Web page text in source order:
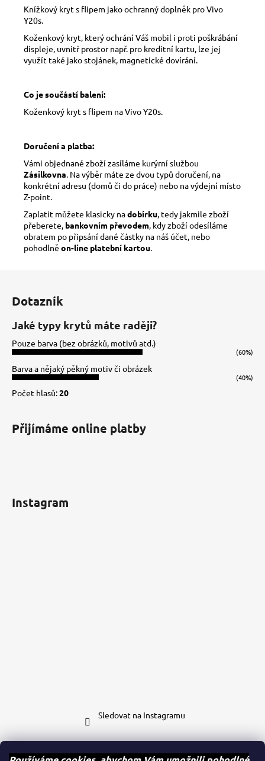
Knížkový kryt s flipem jako ochranný doplněk pro Vivo
Y20s.
Koženkový kryt, který ochrání Váš mobil i proti poškrábání
displeje, uvnitř prostor např. pro kreditní kartu, lze jej
využít také jako stojánek, magnetické dovírání.
Co je součástí balení:
Koženkový kryt s flipem na Vivo Y20s.
Doručení a platba:
Vámi objednané zboží zasíláme kurýrní službou
Zásilkovna . Na výběr máte ze dvou typů doručení, na
konkrétní adresu (domů či do práce) nebo na výdejní místo
Z-point.
Zaplatit můžete klasicky nadobírku , tedy jakmile zboží
přeberete, bankovním převodem , kdy zboží odesíláme
obratem po připsání dané částky na náš účet, nebo
pohodlně on-line platební kartou
Dotazník
Jaké typy krytů máte raději?
Pouze barva (bez obrázků, motivů atd.)
(60%)
Barva a nějaký pěkný motiv či obrázek
(40%)
Počet hlasů:20
Přijímáme online platby
Instagram
Sledovat na Instagramu
Kontakt